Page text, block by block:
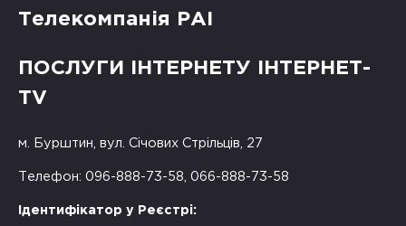
Телекомпанія РАІ
ПОСЛУГИ ІНТЕРНЕТУ ІНТЕРНЕТ-
TV
м. Бурштин, вул. Січових Стрільців, 27
Телефон: 096-888-73-58, 066-888-73-58
Ідентифікатор у Реєстрі: